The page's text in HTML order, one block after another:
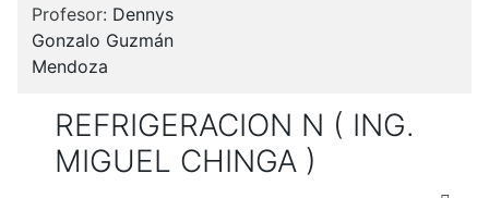
Profesor: Dennys
Gonzalo Guzmán
Mendoza
REFRIGERACION N ( ING.
MIGUEL CHINGA )